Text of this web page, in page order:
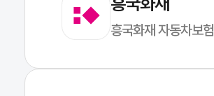
흥국화재 자동차보험